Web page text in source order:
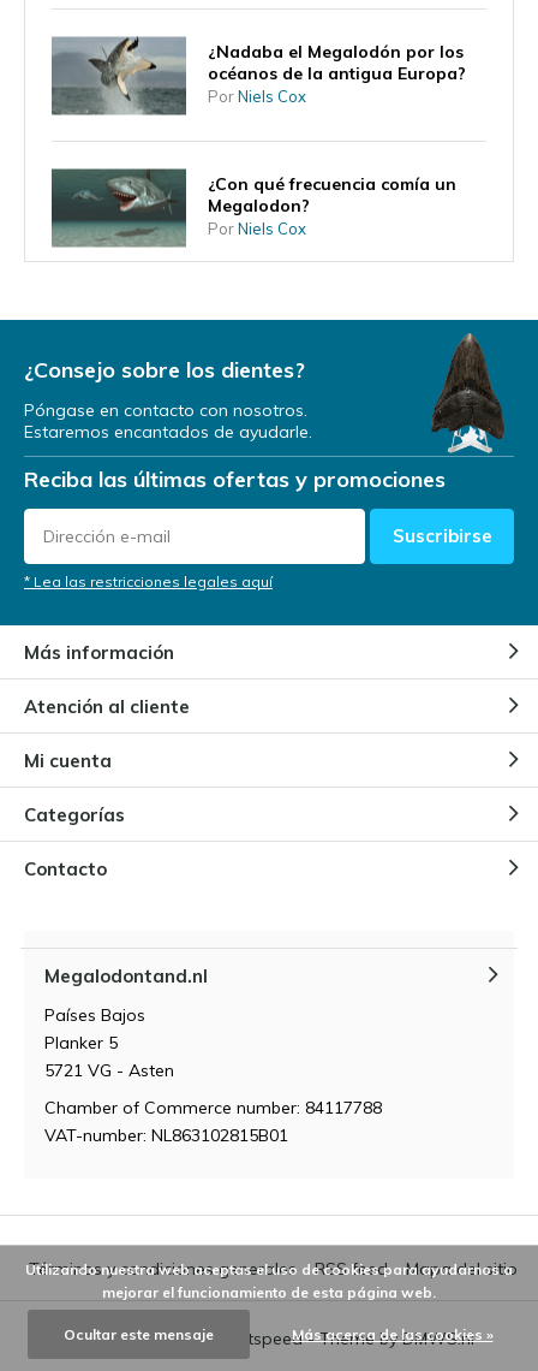
¿Nadaba el Megalodón por los
océanos de la antigua Europa?
PorNiels Cox
¿Con qué frecuencia comía un
Megalodon?
PorNiels Cox
¿Podrá volver alguna vez el
PorNiels Cox
¿Dónde vivía el Megalodón?
PorNiels Cox
¿Cómo sabemos de la existencia
PorNiels
¿Qué tamaño tiene el
¿Consejo sobre los dientes?
Póngase en contacto con nosotros.
Estaremos encantados de ayudarle.
Reciba las últimas ofertas y promociones
Suscribirse
* Lea las restricciones legales aquí
Más información
Atención al cliente
Mi cuenta
Categorías
Contacto
Megalodontand.nl
Países Bajos
Planker 5
5721 VG - Asten
Chamber of Commerce number: 84117788
VAT-number: NL863102815B01
© 2026 - Powered by Lightspeed- Theme byDMWS.nl
Términos y condiciones generales RSS feed Mapa del sitio
Utilizando nuestra web aceptas el uso de cookies para ayudarnos a
mejorar el funcionamiento de esta página web.
Ocultar este mensaje Más acerca de las cookies »